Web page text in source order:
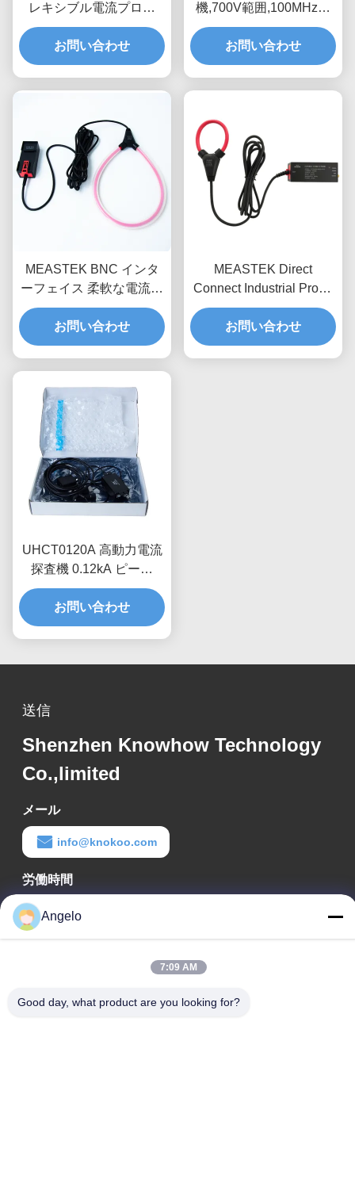
レキシブル電流プロー
ブ、200mV/A高感度、
50MHz帯域幅、3.5mm超
薄型プローブリング（半
お問い合わせ
機,700V範囲,100MHz帯
域幅浮動測定器
お問い合わせ
MEASTEK BNC インタ
ーフェイス 柔軟な電流探
査機 LCTBシリーズ 調整
可能な柔軟なロゴフスキ
スコイル探査機
お問い合わせ
MEASTEK Direct
Connect Industrial Probe
LCTDシリーズ 低周波 柔
軟な電流プロブ 全電圧調
整
お問い合わせ
UHCT0120A 高動力電流
探査機 0.12kA ピーク
70%/ms 衰弱,反干渉設計
お問い合わせ
送信
Shenzhen Knowhow Technology
Co.,limited
メール
info@knokoo.com
労働時間
08:00-18:00
住所
Angelo
7:09 AM
Good day, what product are you looking for?